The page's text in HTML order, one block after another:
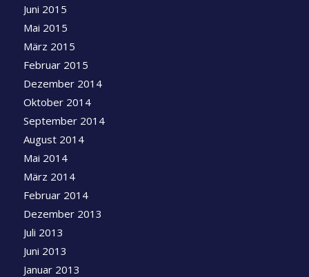
Juni 2015
Mai 2015
März 2015
Februar 2015
Dezember 2014
Oktober 2014
September 2014
August 2014
Mai 2014
März 2014
Februar 2014
Dezember 2013
Juli 2013
Juni 2013
Januar 2013